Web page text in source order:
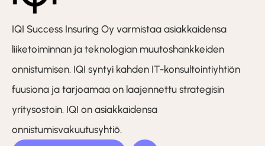
IQI Success Insuring Oy varmistaa asiakkaidensa
liiketoiminnan ja teknologian muutoshankkeiden
onnistumisen. IQI syntyi kahden IT-konsultointiyhtiön
fuusiona ja tarjoamaa on laajennettu strategisin
yritysostoin. IQI on asiakkaidensa
onnistumisvakuutusyhtiö.